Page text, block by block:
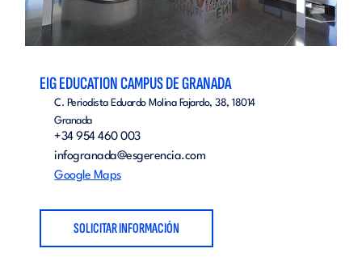
EIG EDUCATION CAMPUS DE GRANADA
C. Periodista Eduardo Molina Fajardo, 38, 18014
Granada
+34 954 460 003
infogranada@esgerencia.com
Google Maps
SOLICITAR INFORMACIÓN